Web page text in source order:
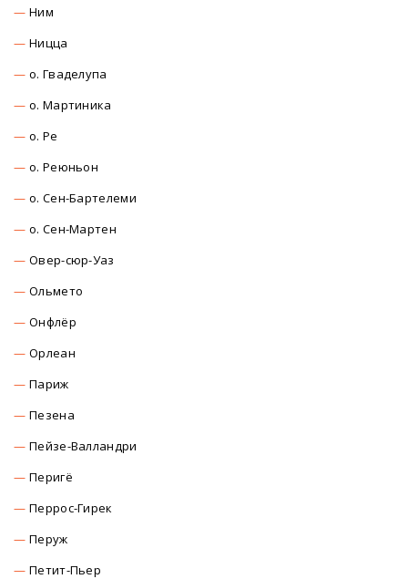
Ним
Ницца
о. Гваделупа
о. Мартиника
о. Ре
о. Реюньон
о. Сен-Бартелеми
о. Сен-Мартен
Овер-сюр-Уаз
Ольмето
Онфлёр
Орлеан
Париж
Пезена
Пейзе-Валландри
Перигё
Перрос-Гирек
Перуж
Петит-Пьер